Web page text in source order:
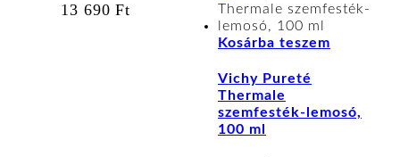
termékoldalon
választhatók
13 690Ft
Kosárba teszem
Vichy Pureté
Thermale
szemfesték-lemosó,
100 ml